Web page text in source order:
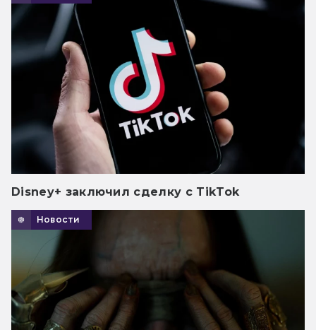
Disney+ заключил сделку с TikTok
Новости